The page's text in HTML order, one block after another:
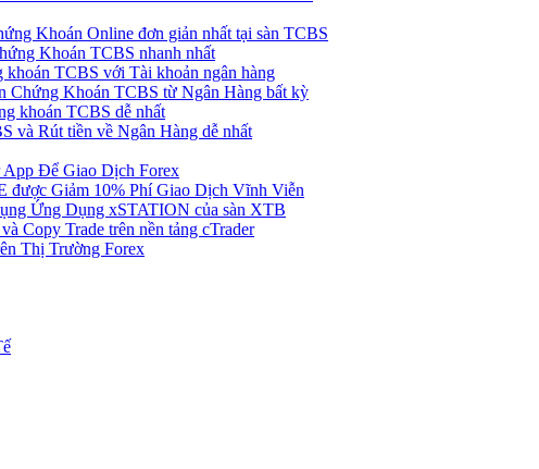
Khoán Online đơn giản nhất tại sàn TCBS
Khoán TCBS nhanh nhất
TCBS với Tài khoản ngân hàng
Chứng Khoán TCBS từ Ngân Hàng bất kỳ
khoán TCBS dễ nhất
và Rút tiền về Ngân Hàng dễ nhất
App Để Giao Dịch Forex
Giảm 10% Phí Giao Dịch Vĩnh Viễn
Ứng Dụng xSTATION của sàn XTB
Copy Trade trên nền tảng cTrader
Thị Trường Forex